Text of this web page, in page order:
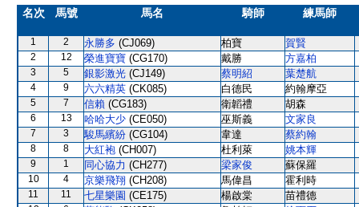
名次 馬號 馬名 騎師 練馬師
1 2 永勝多 (CJ069) 柏寶 賀賢
2 12 榮進寶寶 (CG170) 戴勝 方嘉柏
3 5 銀影激光 (CJ149) 蔡明紹 葉楚航
4 9 六六精英 (CK085) 白德民 約翰摩亞
5 7 信賴 (CG183) 衛韜禮 胡森
6 13 哈哈大少 (CE050) 巫斯義 文家良
7 3 駿馬繽紛 (CG104) 韋達 蔡約翰
8 8 大紅袍 (CH007) 杜利萊 姚本輝
9 1 同心協力 (CH277) 梁家俊 蘇保羅
10 4 京樂飛翔 (CH208) 馬偉昌 霍利時
11 11 七星樂園 (CE175) 楊啟棠 苗禮德